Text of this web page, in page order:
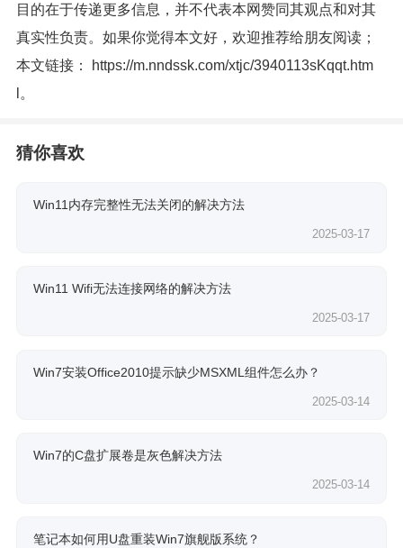
目的在于传递更多信息，并不代表本网赞同其观点和对其
真实性负责。如果你觉得本文好，欢迎推荐给朋友阅读；
本文链接：
https://m.nndssk.com/xtjc/3940113sKqqt.htm
。
猜你喜欢
Win11内存完整性无法关闭的解决方法
2025-03-17
Win11 Wifi无法连接网络的解决方法
2025-03-17
Win7安装Office2010提示缺少MSXML组件怎么办？
2025-03-14
Win7的C盘扩展卷是灰色解决方法
2025-03-14
笔记本如何用U盘重装Win7旗舰版系统？